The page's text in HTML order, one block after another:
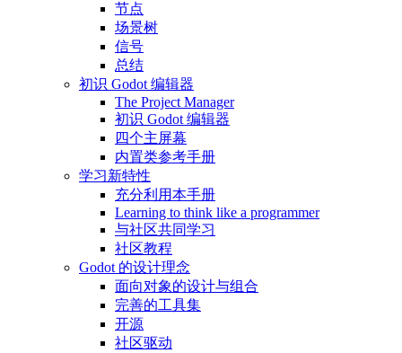
节点
场景树
信号
总结
初识 Godot 编辑器
The Project Manager
初识 Godot 编辑器
四个主屏幕
内置类参考手册
学习新特性
充分利用本手册
Learning to think like a programmer
与社区共同学习
社区教程
Godot 的设计理念
面向对象的设计与组合
完善的工具集
开源
社区驱动